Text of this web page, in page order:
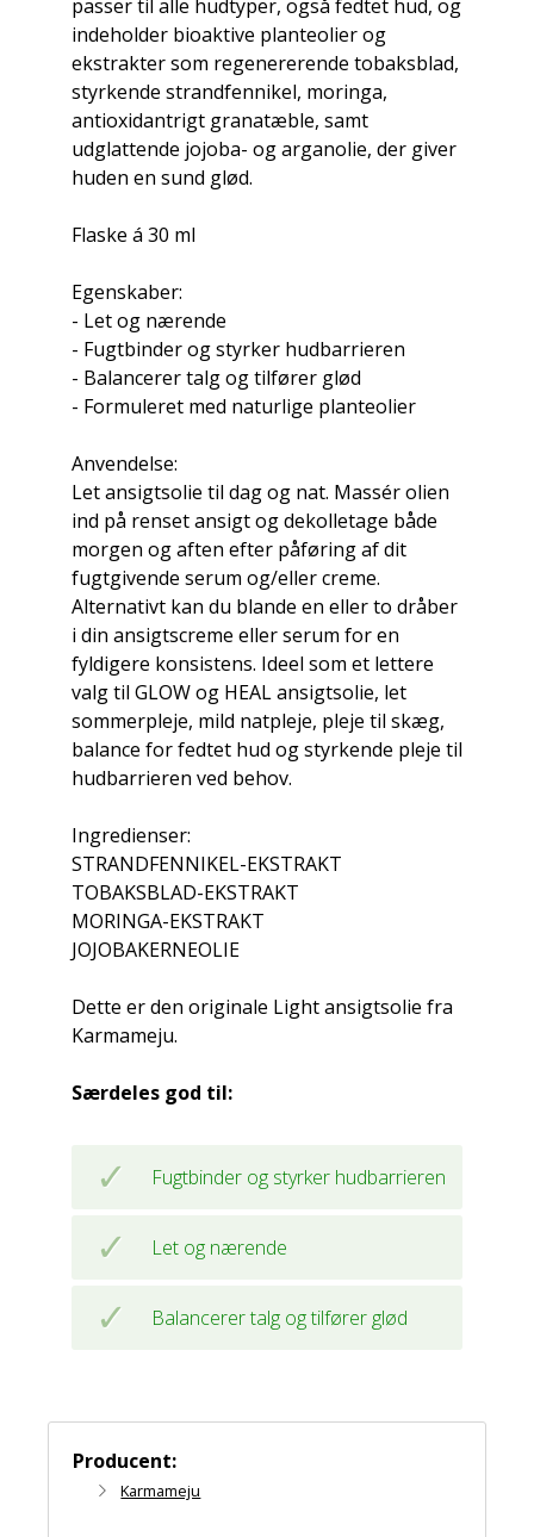
passer til alle hudtyper, også fedtet hud, og
indeholder bioaktive planteolier og
ekstrakter som regenererende tobaksblad,
styrkende strandfennikel, moringa,
antioxidantrigt granatæble, samt
udglattende jojoba- og arganolie, der giver
huden en sund glød.
Flaske á 30 ml
Egenskaber:
- Let og nærende
- Fugtbinder og styrker hudbarrieren
- Balancerer talg og tilfører glød
- Formuleret med naturlige planteolier
Anvendelse:
Let ansigtsolie til dag og nat. Massér olien
ind på renset ansigt og dekolletage både
morgen og aften efter påføring af dit
fugtgivende serum og/eller creme.
Alternativt kan du blande en eller to dråber
i din ansigtscreme eller serum for en
fyldigere konsistens. Ideel som et lettere
valg til GLOW og HEAL ansigtsolie, let
sommerpleje, mild natpleje, pleje til skæg,
balance for fedtet hud og styrkende pleje til
hudbarrieren ved behov.
Ingredienser:
STRANDFENNIKEL-EKSTRAKT
TOBAKSBLAD-EKSTRAKT
MORINGA-EKSTRAKT
JOJOBAKERNEOLIE
Dette er den originale Light ansigtsolie fra
Karmameju.
Særdeles god til:
Fugtbinder og styrker hudbarrieren
Let og nærende
Balancerer talg og tilfører glød
Producent:
Karmameju